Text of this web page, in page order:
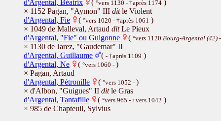
d'Argental, Béatrix ( °vers 1130 - †après 1174 )
× 1152 Pagan, "Aymon" III ditle Violent
d'Argental, Fie
( °vers 1020 - †après 1061 )
× 1049 de Malleval, Artaud ditLe Pieux
d'Argental, "Fie" ou Guigonne
( °vers 1120 Bourg-Argental (42)
× 1130 de Jarez, "Gaudemar" II
d'Argental, Guillaume
( - †après 1109 )
d'Argental, Ne
( °vers 1060 - )
× Pagan, Artaud
d'Argental, Pétronille
( °vers 1052 - )
× d'Albon, "Guigues" II ditle Gras
d'Argental, Tantafille
( °vers 965 - †vers 1042 )
× 985 de Chapteuil, Sylvius